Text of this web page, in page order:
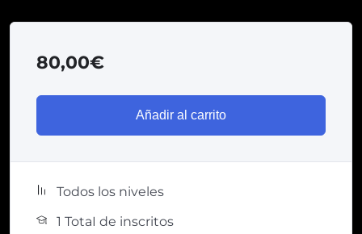
80,00€
Añadir al carrito
Todos los niveles
1 TotaI de inscritos